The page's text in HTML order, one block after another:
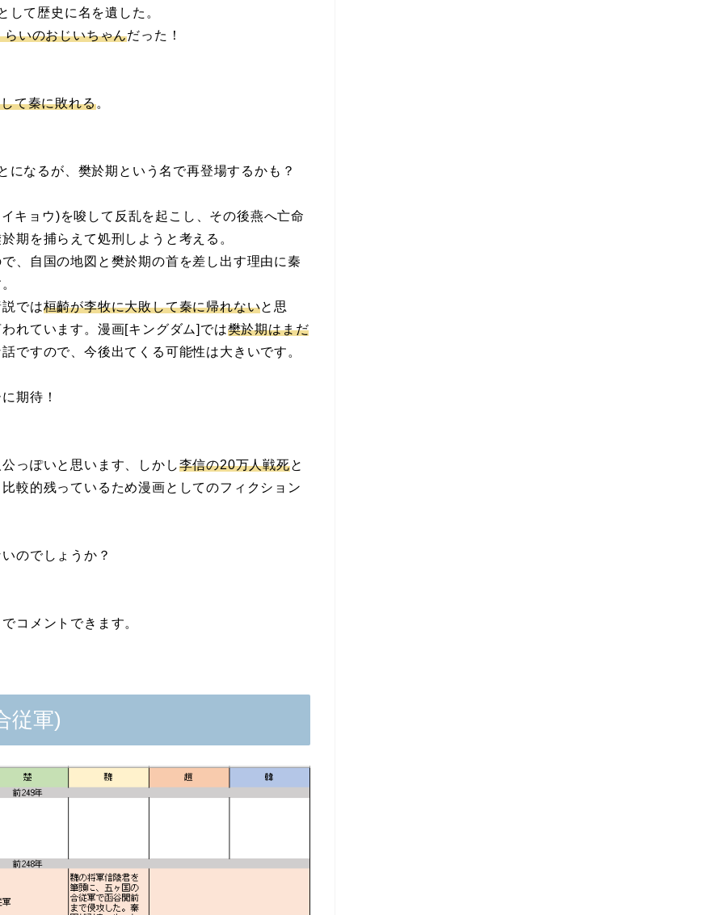
て歴史に名を遺した。
らいのおじいちゃんだった！
て秦に敗れる。
なるが、樊於期という名で再登場するかも？
キョウ)を唆して反乱を起こし、その後燕へ亡命
期を捕らえて処刑しようと考える。
、自国の地図と樊於期の首を差し出す理由に秦
では桓齮が李牧に大敗して秦に帰れないと思
れています。漫画[キングダム]では樊於期はまだ
ですので、今後出てくる可能性は大きいです。
期待！
っぽいと思います、しかし李信の20万人戦死と
較的残っているため漫画としてのフィクション
のでしょうか？
コメントできます。
従軍)